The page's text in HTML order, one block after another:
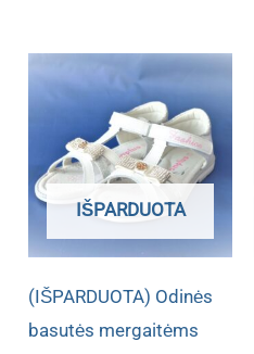
IŠPARDUOTA
(IŠPARDUOTA) Odinės
basutės mergaitėms